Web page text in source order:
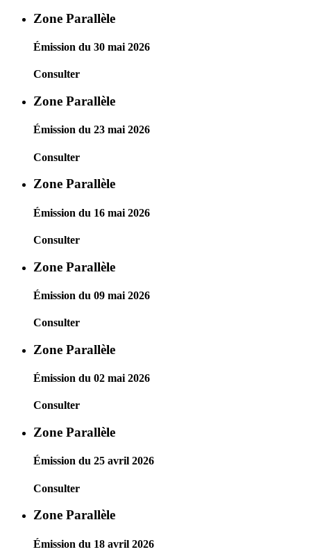
Zone Parallèle
Émission du 30 mai 2026
Consulter
Zone Parallèle
Émission du 23 mai 2026
Consulter
Zone Parallèle
Émission du 16 mai 2026
Consulter
Zone Parallèle
Émission du 09 mai 2026
Consulter
Zone Parallèle
Émission du 02 mai 2026
Consulter
Zone Parallèle
Émission du 25 avril 2026
Consulter
Zone Parallèle
Émission du 18 avril 2026